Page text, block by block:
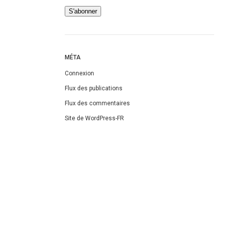
MÉTA
Connexion
Flux des publications
Flux des commentaires
Site de WordPress-FR